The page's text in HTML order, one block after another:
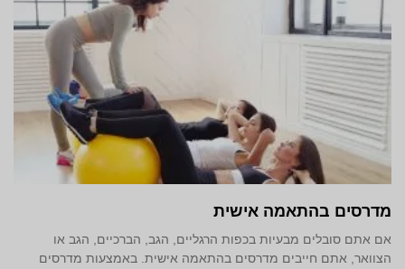
מדרסים בהתאמה אישית
אם אתם סובלים מבעיות בכפות הרגליים, הגב, הברכיים, הגב או
הצוואר, אתם חייבים מדרסים בהתאמה אישית. באמצעות מדרסים